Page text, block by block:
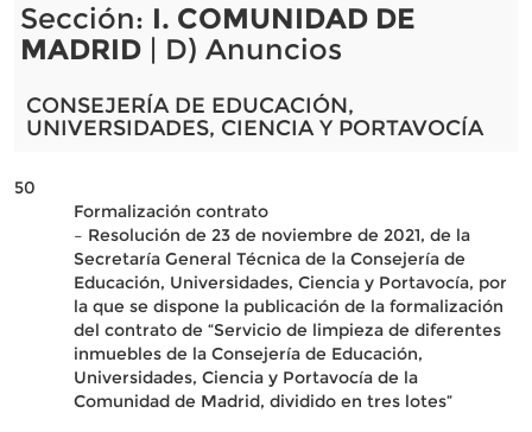
Sección: I. COMUNIDAD DE
MADRID| D) Anuncios
CONSEJERÍA DE EDUCACIÓN,
UNIVERSIDADES, CIENCIA Y PORTAVOCÍA
50
Formalización contrato
– Resolución de 23 de noviembre de 2021, de la
Secretaría General Técnica de la Consejería de
Educación, Universidades, Ciencia y Portavocía, por
la que se dispone la publicación de la formalización
del contrato de “Servicio de limpieza de diferentes
inmuebles de la Consejería de Educación,
Universidades, Ciencia y Portavocía de la
Comunidad de Madrid, dividido en tres lotes”